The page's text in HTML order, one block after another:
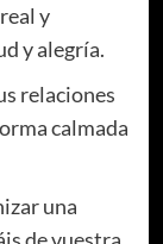
y
y alegría.
relaciones
calmada
una
de vuestra